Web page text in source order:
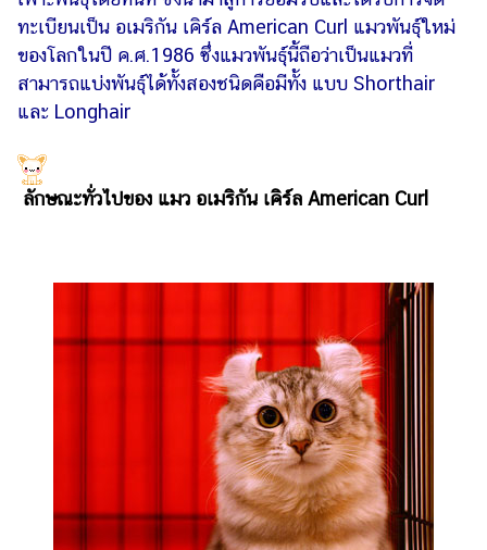
เรียน
เลข
ติดต่อ
แจ้ง
ปัญหา
กับ
ทะเบียนเป็น อเมริกัน เคิร์ล American Curl แมวพันธุ์ใหม่
ของโลกในปี ค.ศ.1986 ซึ่งแมวพันธุ์นี้ถือว่าเป็นแมวที่
สามารถแบ่งพันธุ์ได้ทั้งสองชนิดคือมีทั้ง แบบ Shorthair
และ Longhair
ลักษณะทั่วไปของ แมว อเมริกัน เคิร์ล American Curl